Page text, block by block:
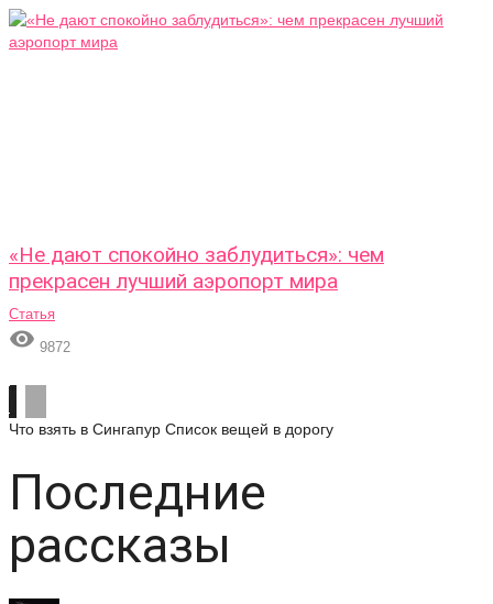
«Не дают спокойно заблудиться»: чем
прекрасен лучший аэропорт мира
Статья
 9872
Что взять в Сингапур Список вещей в дорогу
Последние
рассказы